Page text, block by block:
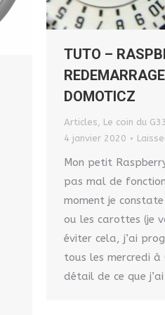
TUTO –
DOMOTICZ
Articles, Le coin du
4 janvier 2020
Mon petit
pas mal de
moment je
ou les carottes (je
éviter cela, j’ai
tous les mercredi à
détail de ce que